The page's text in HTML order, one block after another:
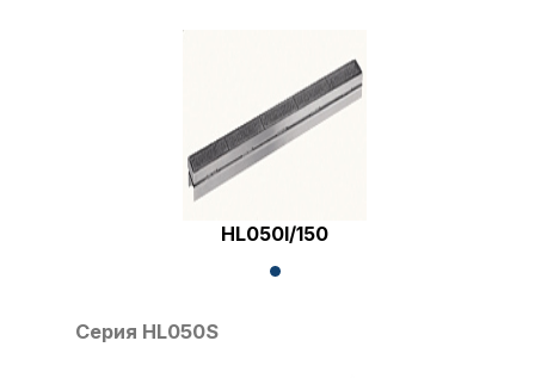
HL050I/150
Серия HL050S